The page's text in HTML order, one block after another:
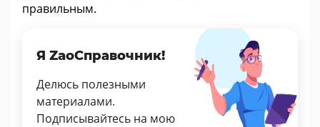
правильным.
Я ZaoСправочник!
Делюсь полезными
материалами.
Подписывайтесь на мою